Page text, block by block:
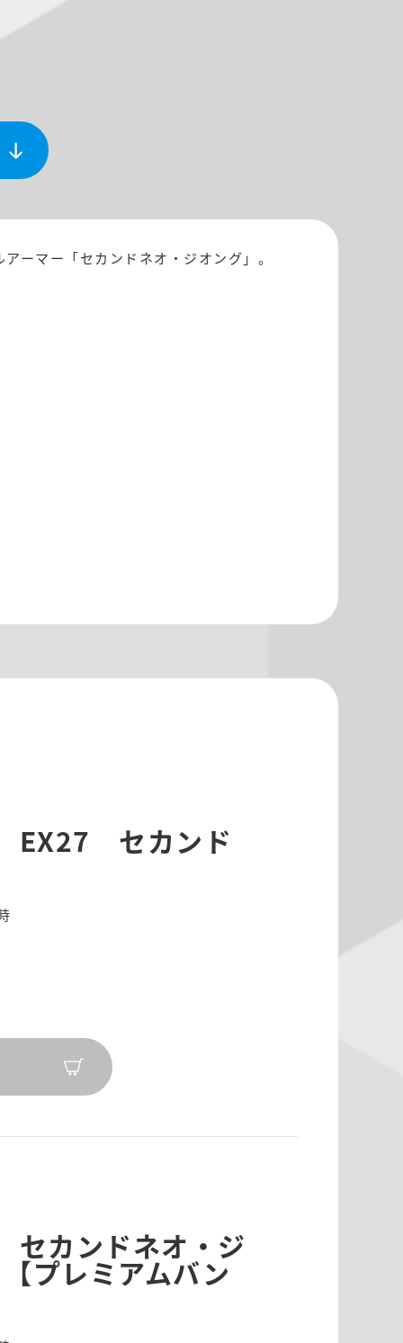
ーマー「セカンドネオ・ジオング」。
セカンド
カンドネオ・ジ
プレミアムバン